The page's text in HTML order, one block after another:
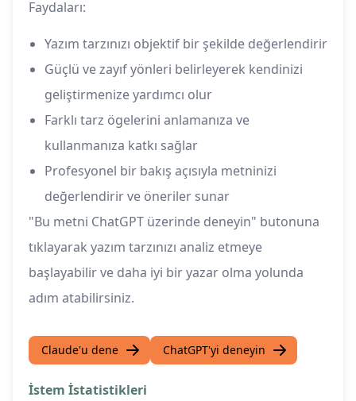
Faydaları:
Yazım tarzınızı objektif bir şekilde değerlendirir
Güçlü ve zayıf yönleri belirleyerek kendinizi
geliştirmenize yardımcı olur
Farklı tarz ögelerini anlamanıza ve
kullanmanıza katkı sağlar
Profesyonel bir bakış açısıyla metninizi
değerlendirir ve öneriler sunar
"Bu metni ChatGPT üzerinde deneyin" butonuna
tıklayarak yazım tarzınızı analiz etmeye
başlayabilir ve daha iyi bir yazar olma yolunda
adım atabilirsiniz.
Claude'u dene ChatGPT'yi deneyin
İstem İstatistikleri